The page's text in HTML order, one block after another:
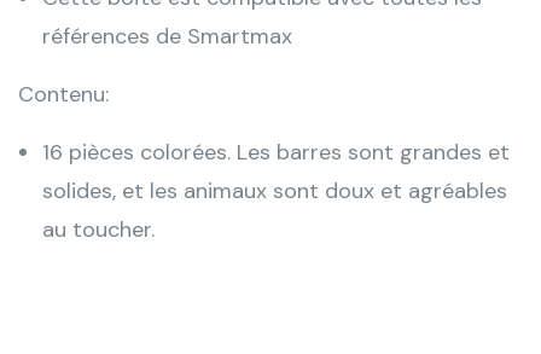
références de Smartmax
Contenu:
16 pièces colorées. Les barres sont grandes et
solides, et les animaux sont doux et agréables
au toucher.